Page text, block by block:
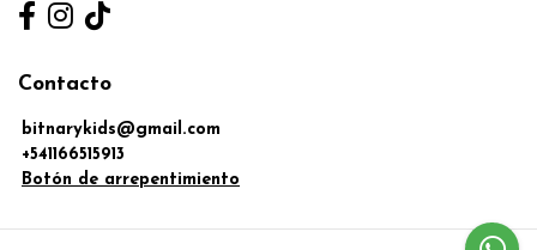
Contacto
bitnarykids@gmail.com
+541166515913
Botón de arrepentimiento